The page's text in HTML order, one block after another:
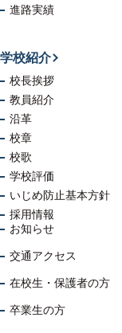
進路実績
学校紹介
校長挨拶
教員紹介
沿革
校章
校歌
学校評価
いじめ防止基本方針
採用情報
お知らせ
交通アクセス
在校生・保護者の方
卒業生の方